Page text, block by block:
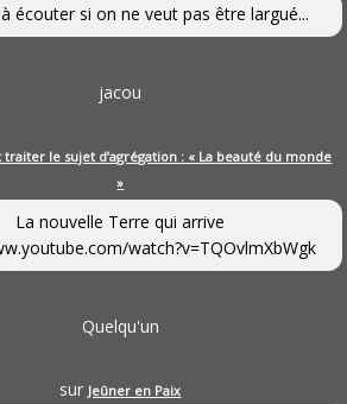
écouter si on ne veut pas être largué...
jacou
le sujet d’agrégation : « La beauté du monde
»
La nouvelle Terre qui arrive
watch?v=TQOvlmXbWgk
Quelqu'un
sur Jeûner en Paix